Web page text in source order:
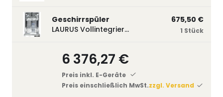
Geschirrspüler
LAURUS Vollintegrierter Geschirrspüler LSV45-3, 450 mm breit, 3 Programme LSV45-3
675,50 €
1 Stück
6 376,27 €
Preis inkl. E-Geräte
Preis einschließlich MwSt.zzgl. Versand